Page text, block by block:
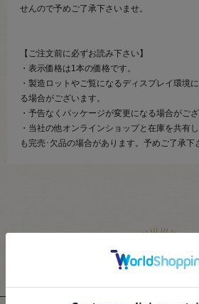
せんので予めご了承下さいませ。
【ご注文前に必ずお読み下さい】
・表示価格は1本の価格です。
・製造ロットやご覧になるディスプレイ環境
る場合がございます。
・予告なくパッケージが変更になる場合がござ
・当社の他オンラインショップと在庫を共有
も完売･欠品の場合があります。予めご了承下